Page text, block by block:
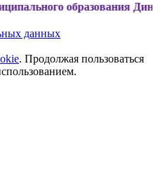
Динской район
данных
. Продолжая пользоваться